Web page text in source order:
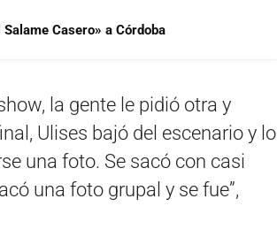
Casero» a Córdoba
la gente le pidió otra y
Ulises bajó del escenario y lo
una foto. Se sacó con casi
una foto grupal y se fue”,